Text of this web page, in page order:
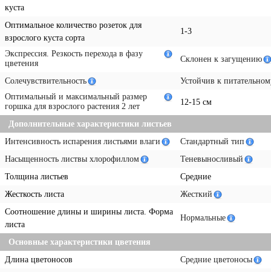
куста
Оптимальное количество розеток для
взрослого куста сорта
1-3
Экспрессия. Резкость перехода в фазу
цветения
Склонен к загущению
Солечувствительность
Устойчив к
Оптимальный и максимальный размер
горшка для взрослого растения 2 лет
12-15 см
Дополнительные характеристики листьев
Интенсивность испарения листьями влаги
Стандартный тип
Насыщенность листвы хлорофиллом
Теневыносливый
Толщина листьев
Средние
Жесткость листа
Жесткий
Соотношение длины и ширины листа. Форма
листа
Нормальные
Основные характеристики цветения
Длина цветоносов
Средние цветоносы